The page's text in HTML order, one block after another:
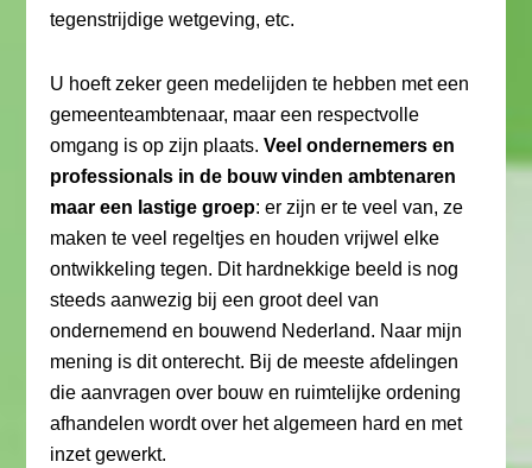
tegenstrijdige wetgeving, etc.
U hoeft zeker geen medelijden te hebben met een
gemeenteambtenaar, maar een respectvolle
omgang is op zijn plaats.Veel ondernemers en
professionals in de bouw vinden ambtenaren
maar een lastige groep: er zijn er te veel van, ze
maken te veel regeltjes en houden vrijwel elke
ontwikkeling tegen. Dit hardnekkige beeld is nog
steeds aanwezig bij een groot deel van
ondernemend en bouwend Nederland. Naar mijn
mening is dit onterecht. Bij de meeste afdelingen
die aanvragen over bouw en ruimtelijke ordening
afhandelen wordt over het algemeen hard en met
inzet gewerkt.